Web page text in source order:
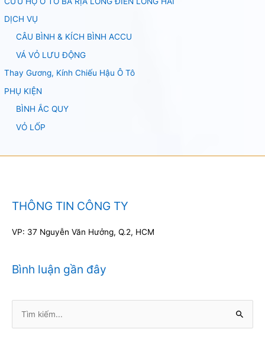
DỊCH VỤ
CÂU BÌNH & KÍCH BÌNH ACCU
VÁ VỎ LƯU ĐỘNG
Thay Gương, Kính Chiếu Hậu Ô Tô
PHỤ KIỆN
BÌNH ẮC QUY
VỎ LỐP
THÔNG TIN CÔNG TY
VP: 37 Nguyễn Văn Hưởng, Q.2, HCM
Bình luận gần đây
kiếm: